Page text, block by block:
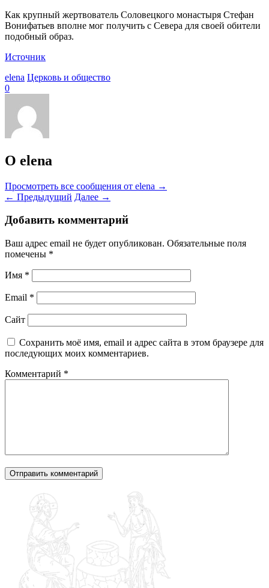
Как крупный жертвователь Соловецкого монастыря Стефан
Вонифатьев вполне мог получить с Севера для своей обители
подобный образ.
Источник
elena Церковь и общество
0
О elena
Просмотреть все сообщения от elena →
← Предыдущий Далее →
Добавить комментарий
Ваш адрес email не будет опубликован. Обязательные поля
помечены *
Имя *
Email *
Сайт
Сохранить моё имя, email и адрес сайта в этом браузере для
последующих моих комментариев.
Комментарий *